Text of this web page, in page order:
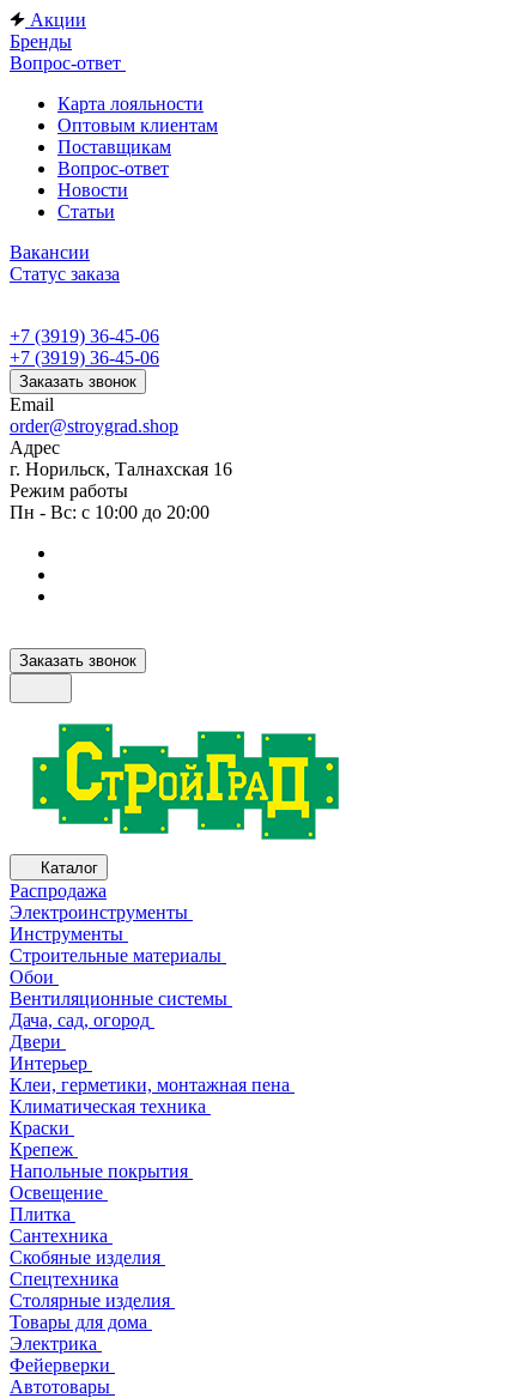
Акции
Бренды
Вопрос-ответ
Карта лояльности
Оптовым клиентам
Поставщикам
Вопрос-ответ
Новости
Статьи
Вакансии
Статус заказа
+7 (3919) 36-45-06
+7 (3919) 36-45-06
Заказать звонок
Email
order@stroygrad.shop
Адрес
г. Норильск, Талнахская 16
Режим работы
Пн - Вс: с 10:00 до 20:00
Заказать звонок
Каталог
Распродажа
Электроинструменты
Инструменты
Строительные материалы
Обои
Вентиляционные системы
Дача, сад, огород
Двери
Интерьер
Клеи, герметики, монтажная пена
Климатическая техника
Краски
Крепеж
Напольные покрытия
Освещение
Плитка
Сантехника
Скобяные изделия
Спецтехника
Столярные изделия
Товары для дома
Электрика
Фейерверки
Автотовары